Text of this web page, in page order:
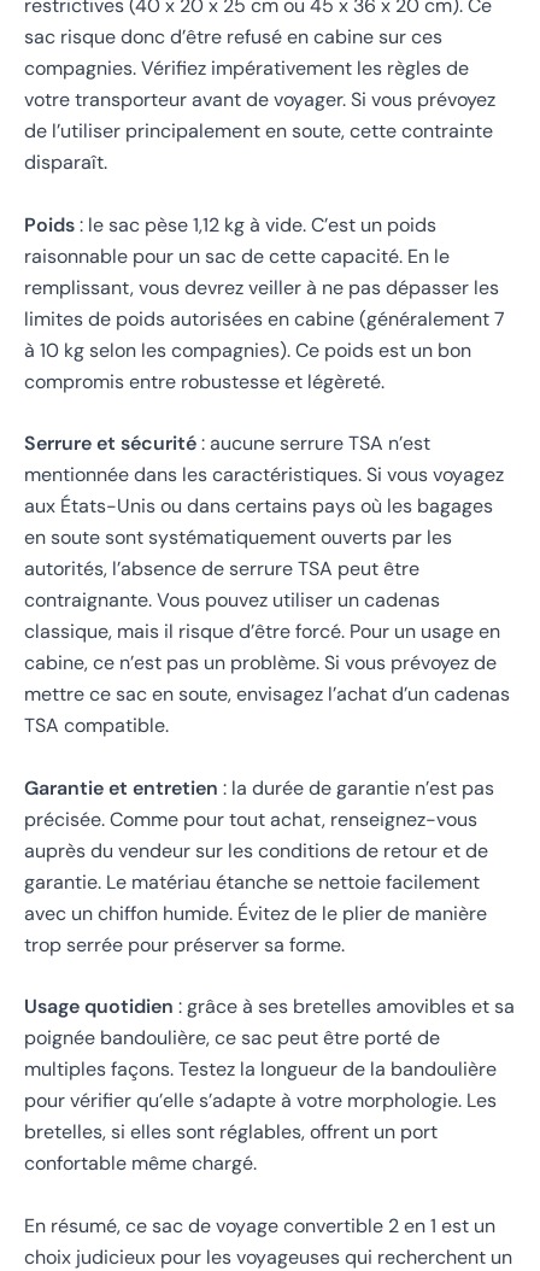
restrictives (40 x 20 x 25 cm ou 45 x 36 x 20 cm). Ce
sac risque donc d’être refusé en cabine sur ces
compagnies. Vérifiez impérativement les règles de
votre transporteur avant de voyager. Si vous prévoyez
de l’utiliser principalement en soute, cette contrainte
disparaît.
Poids: le sac pèse 1,12 kg à vide. C’est un poids
raisonnable pour un sac de cette capacité. En le
remplissant, vous devrez veiller à ne pas dépasser les
limites de poids autorisées en cabine (généralement 7
à 10 kg selon les compagnies). Ce poids est un bon
compromis entre robustesse et légèreté.
Serrure et sécurité: aucune serrure TSA n’est
mentionnée dans les caractéristiques. Si vous voyagez
aux États-Unis ou dans certains pays où les bagages
en soute sont systématiquement ouverts par les
autorités, l’absence de serrure TSA peut être
contraignante. Vous pouvez utiliser un cadenas
classique, mais il risque d’être forcé. Pour un usage en
cabine, ce n’est pas un problème. Si vous prévoyez de
mettre ce sac en soute, envisagez l’achat d’un cadenas
TSA compatible.
Garantie et entretien : la durée de garantie n’est pas
précisée. Comme pour tout achat, renseignez-vous
auprès du vendeur sur les conditions de retour et de
garantie. Le matériau étanche se nettoie facilement
avec un chiffon humide. Évitez de le plier de manière
trop serrée pour préserver sa forme.
Usage quotidien : grâce à ses bretelles amovibles et sa
poignée bandoulière, ce sac peut être porté de
multiples façons. Testez la longueur de la bandoulière
pour vérifier qu’elle s’adapte à votre morphologie. Les
bretelles, si elles sont réglables, offrent un port
confortable même chargé.
En résumé, ce sac de voyage convertible 2 en 1 est un
choix judicieux pour les voyageuses qui recherchent un